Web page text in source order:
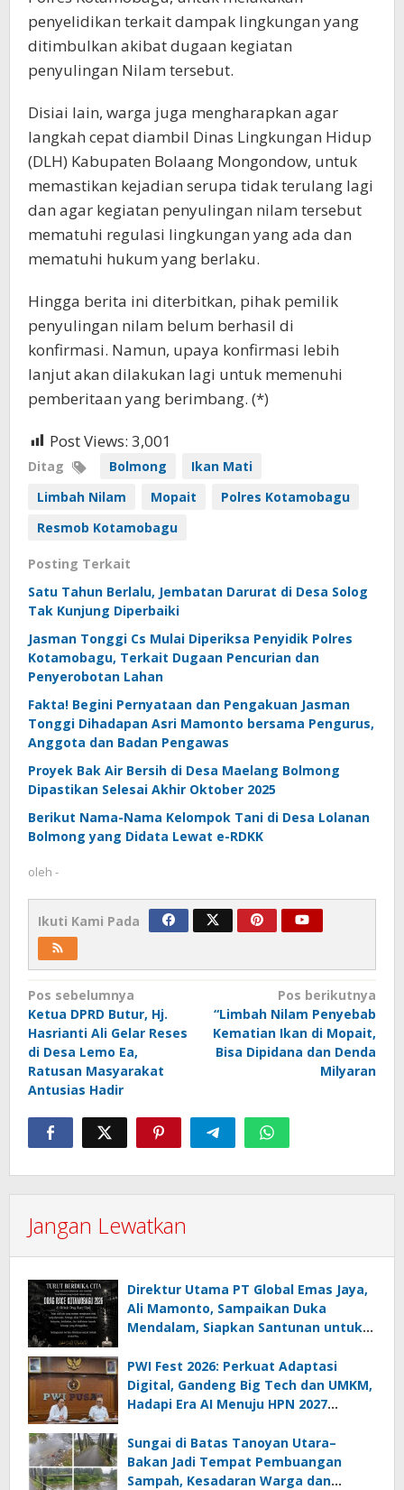
penyelidikan terkait dampak lingkungan yang
ditimbulkan akibat dugaan kegiatan
penyulingan Nilam tersebut.
Disiai lain, warga juga mengharapkan agar
langkah cepat diambil Dinas Lingkungan Hidup
(DLH) Kabupaten Bolaang Mongondow, untuk
memastikan kejadian serupa tidak terulang lagi
dan agar kegiatan penyulingan nilam tersebut
mematuhi regulasi lingkungan yang ada dan
mematuhi hukum yang berlaku.
Hingga berita ini diterbitkan, pihak pemilik
penyulingan nilam belum berhasil di
konfirmasi. Namun, upaya konfirmasi lebih
lanjut akan dilakukan lagi untuk memenuhi
pemberitaan yang berimbang. (*)
Post Views: 3,001
Ditag Bolmong
Ikan Mati
Limbah Nilam
Mopait
Polres Kotamobagu
Resmob Kotamobagu
Posting Terkait
Satu Tahun Berlalu, Jembatan Darurat di Desa Solog
Tak Kunjung Diperbaiki
Jasman Tonggi Cs Mulai Diperiksa Penyidik Polres
Kotamobagu, Terkait Dugaan Pencurian dan
Penyerobotan Lahan
Fakta! Begini Pernyataan dan Pengakuan Jasman
Tonggi Dihadapan Asri Mamonto bersama Pengurus,
Anggota dan Badan Pengawas
Proyek Bak Air Bersih di Desa Maelang Bolmong
Dipastikan Selesai Akhir Oktober 2025
Berikut Nama-Nama Kelompok Tani di Desa Lolanan
Bolmong yang Didata Lewat e-RDKK
oleh -
Ikuti Kami Pada
Navigasi
pos
Pos sebelumnya
Ketua DPRD Butur, Hj.
Hasrianti Ali Gelar Reses
di Desa Lemo Ea,
Ratusan Masyarakat
Antusias Hadir
Pos berikutnya
“Limbah Nilam Penyebab
Kematian Ikan di Mopait,
Bisa Dipidana dan Denda
Milyaran
Jangan Lewatkan
Direktur Utama PT Global Emas Jaya,
Ali Mamonto, Sampaikan Duka
Mendalam, Siapkan Santunan untuk
PWI Fest 2026: Perkuat Adaptasi
Digital, Gandeng Big Tech dan UMKM,
Hadapi Era AI Menuju HPN 2027
Sungai di Batas Tanoyan Utara–
Bakan Jadi Tempat Pembuangan
Sampah, Kesadaran Warga dan